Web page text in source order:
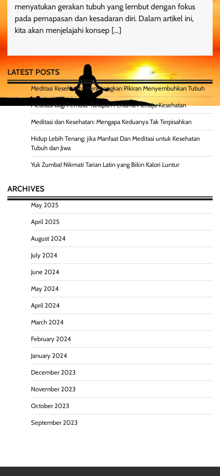
menyatukan gerakan tubuh yang lembut dengan fokus
pada pernapasan dan kesadaran diri. Dalam artikel ini,
kita akan menjelajahi konsep […]
LATEST POSTS
Meditasi Kesehatan: Menenangkan Pikiran Menyembuhkan Tubuh
Meditasi bagi Pemula: Tahapan Pertama Menuju Kesehatan
Meditasi dan Kesehatan: Mengapa Keduanya Tak Terpisahkan
Hidup Lebih Tenang: jika Manfaat Dan Meditasi untuk Kesehatan
Tubuh dan Jiwa
Yuk Zumba! Nikmati Tarian Latin yang Bikin Kalori Luntur
ARCHIVES
May 2025
April 2025
August 2024
July 2024
June 2024
May 2024
April 2024
March 2024
February 2024
January 2024
December 2023
November 2023
October 2023
September 2023